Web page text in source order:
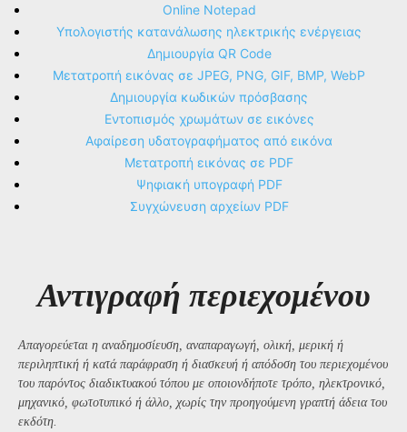
Online Notepad
Υπολογιστής κατανάλωσης ηλεκτρικής ενέργειας
Δημιουργία QR Code
Μετατροπή εικόνας σε JPEG, PNG, GIF, BMP, WebP
Δημιουργία κωδικών πρόσβασης
Εντοπισμός χρωμάτων σε εικόνες
Αφαίρεση υδατογραφήματος από εικόνα
Μετατροπή εικόνας σε PDF
Ψηφιακή υπογραφή PDF
Συγχώνευση αρχείων PDF
Αντιγραφή περιεχομένου
Απαγορεύεται η αναδημοσίευση, αναπαραγωγή, ολική, μερική ή
περιληπτική ή κατά παράφραση ή διασκευή ή απόδοση του περιεχομένου
του παρόντος διαδικτυακού τόπου με οποιονδήποτε τρόπο, ηλεκτρονικό,
μηχανικό, φωτοτυπικό ή άλλο, χωρίς την προηγούμενη γραπτή άδεια του
εκδότη.